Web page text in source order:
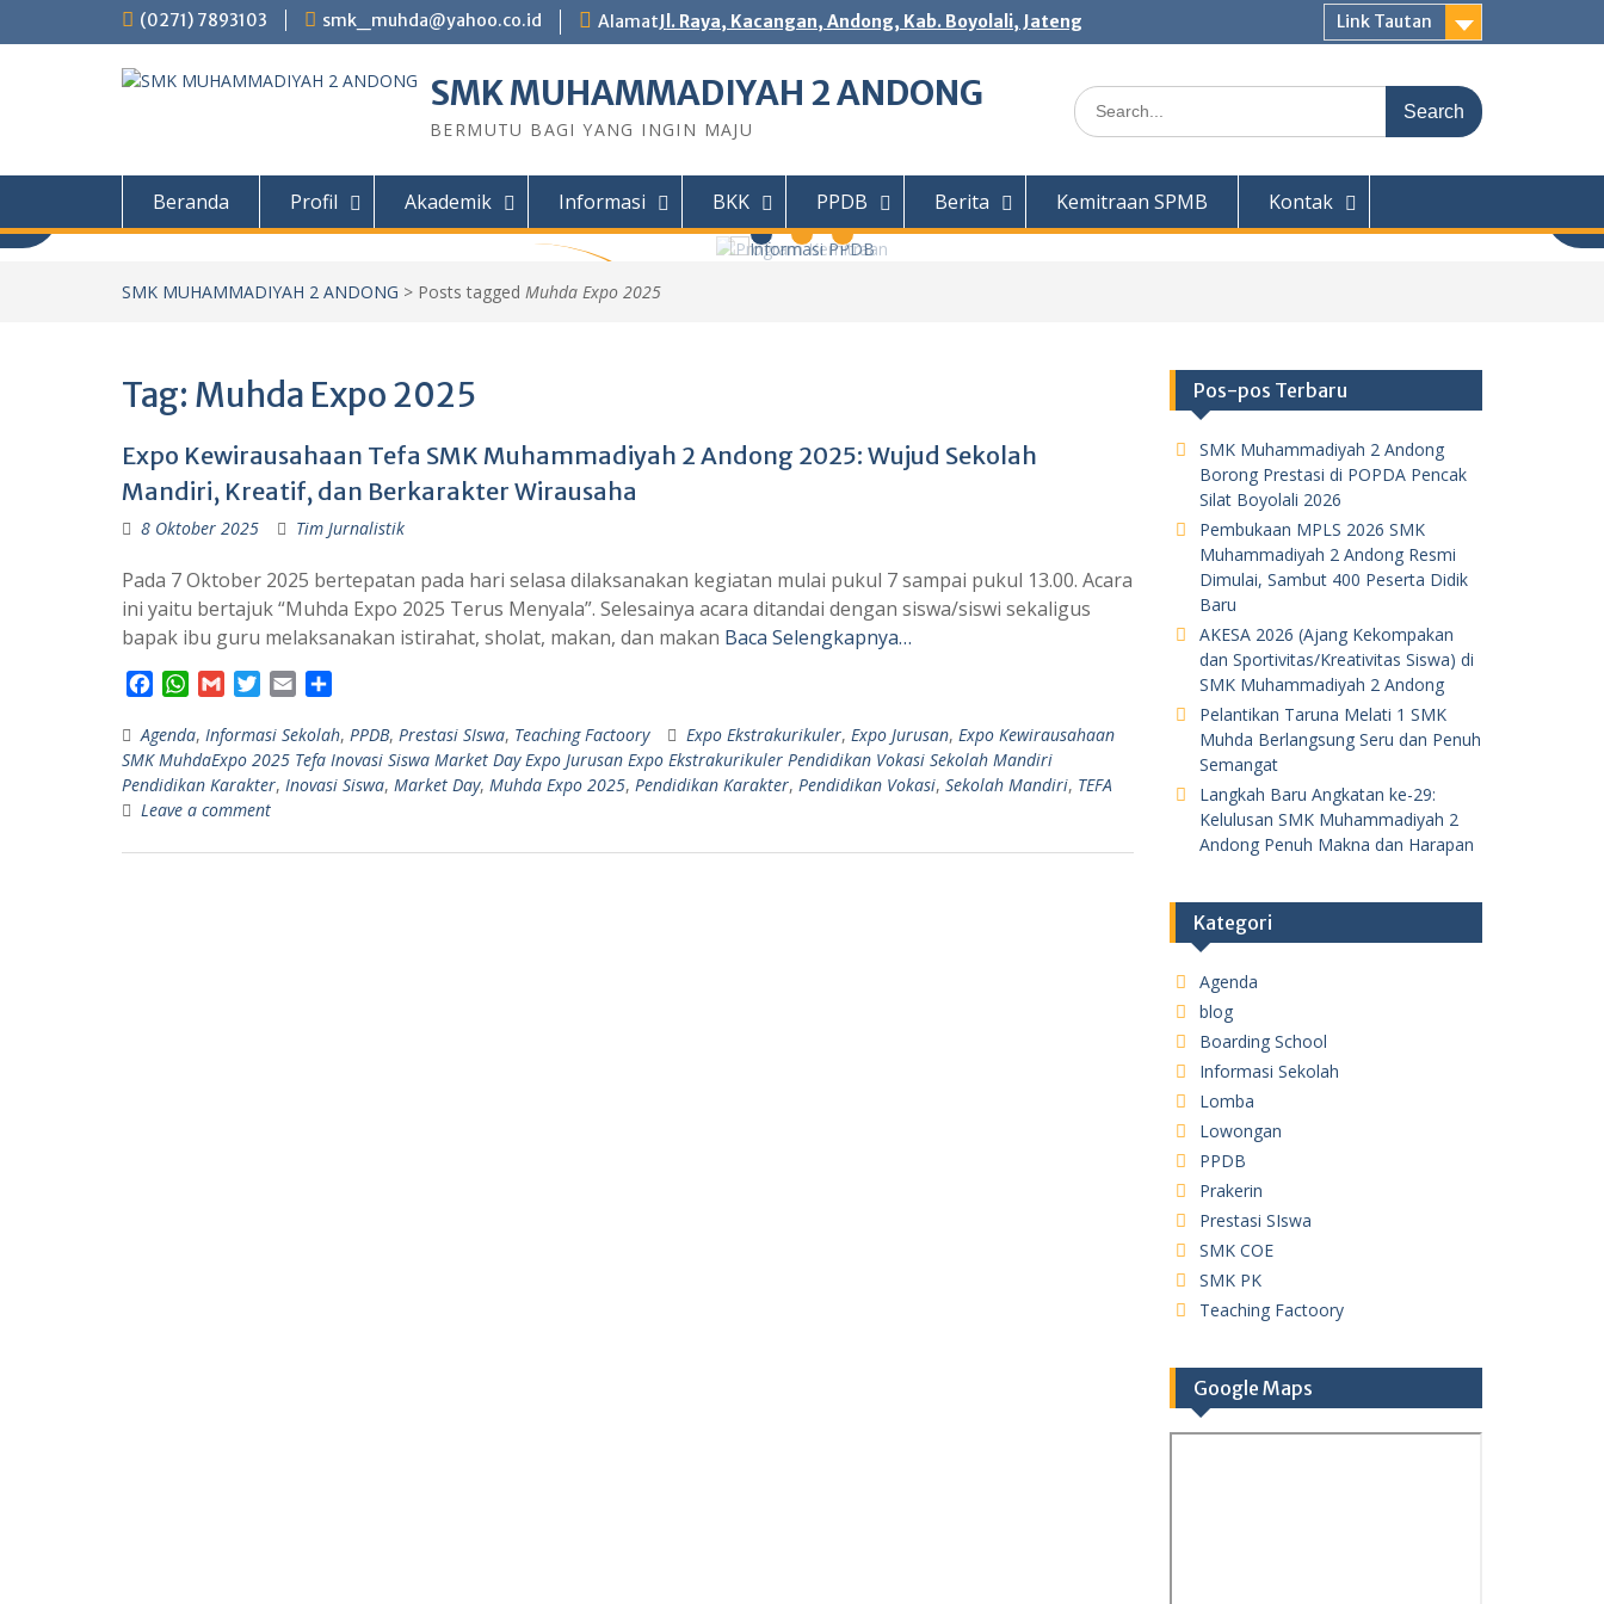
(0271) 7893103 smk_muhda@yahoo.co.id AlamatJl. Raya, Kacangan, Andong, Kab. Boyolali, Jateng Link Tautan
SMK MUHAMMADIYAH 2 ANDONG
BERMUTU BAGI YANG INGIN MAJU
Search
for:
Beranda Profil Akademik Informasi BKK PPDB Berita Kemitraan SPMB Kontak
Informasi PPDB
Kendaraan Ringan (TKR) Teknik Sepeda Motor (TSM)
Teknik Permesinan (TP) Teknik Komputer Jaingan
(TKJ) Desain Komunikasi Visual (DKV) PILIHAN...
SMK MUHAMMADIYAH 2 ANDONG > Posts tagged Muhda Expo 2025
Tag: Muhda Expo 2025
Expo Kewirausahaan Tefa SMK Muhammadiyah 2 Andong 2025: Wujud Sekolah
Mandiri, Kreatif, dan Berkarakter Wirausaha
8 Oktober 2025 Tim Jurnalistik
Pada 7 Oktober 2025 bertepatan pada hari selasa dilaksanakan kegiatan mulai pukul 7 sampai pukul 13.00. Acara
ini yaitu bertajuk “Muhda Expo 2025 Terus Menyala”. Selesainya acara ditandai dengan siswa/siswi sekaligus
bapak ibu guru melaksanakan istirahat, sholat, makan, dan makan Baca Selengkapnya…
c
e
b
o
W
a
t
s
A
a
i
l
i
t
t
e
a
i
l
a
r
e
Agenda, Informasi Sekolah, PPDB, Prestasi SIswa, Teaching Factoory Expo Ekstrakurikuler, Expo Jurusan, Expo Kewirausahaan
SMK MuhdaExpo 2025 Tefa Inovasi Siswa Market Day Expo Jurusan Expo Ekstrakurikuler Pendidikan Vokasi Sekolah Mandiri
Pendidikan Karakter, Inovasi Siswa, Market Day, Muhda Expo 2025, Pendidikan Karakter, Pendidikan Vokasi, Sekolah Mandiri, TEFA
Leave a comment
Pos-pos Terbaru
SMK Muhammadiyah 2 Andong
Borong Prestasi di POPDA Pencak
Silat Boyolali 2026
Pembukaan MPLS 2026 SMK
Muhammadiyah 2 Andong Resmi
Dimulai, Sambut 400 Peserta Didik
Baru
AKESA 2026 (Ajang Kekompakan
dan Sportivitas/Kreativitas Siswa) di
SMK Muhammadiyah 2 Andong
Pelantikan Taruna Melati 1 SMK
Muhda Berlangsung Seru dan Penuh
Semangat
Langkah Baru Angkatan ke-29:
Kelulusan SMK Muhammadiyah 2
Andong Penuh Makna dan Harapan
Kategori
Agenda
blog
Boarding School
Informasi Sekolah
Lomba
Lowongan
PPDB
Prakerin
Prestasi SIswa
SMK COE
SMK PK
Teaching Factoory
Google Maps